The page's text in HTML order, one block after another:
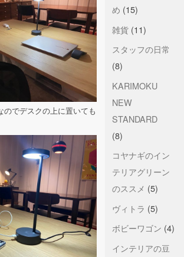
のでデスクの上に置いても
め (15)
雑貨(11)
スタッフの日常
(8)
KARIMOKU
NEW
STANDARD
(8)
コヤナギのイン
テリアグリーン
のススメ (5)
ヴィトラ (5)
ボビーワゴン (4)
インテリアの豆